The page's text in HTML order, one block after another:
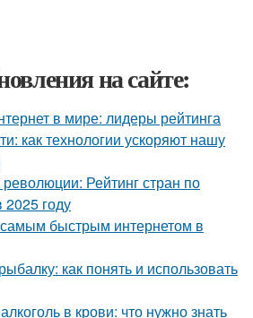
на сайте:
в мире: лидеры рейтинга
как технологии ускоряют нашу
Рейтинг стран по
2025 году
самым быстрым интернетом в
как понять и использовать
в крови: что нужно знать